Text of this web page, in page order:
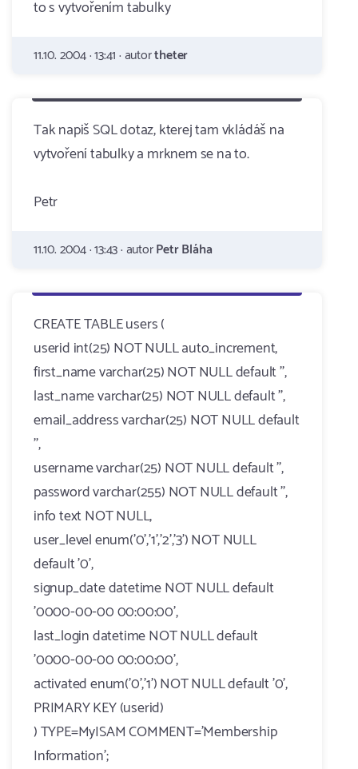
to s vytvořením tabulky
11.10. 2004 · 13:41 · autortheter
Tak napiš SQL dotaz, kterej tam vkládáš na
vytvoření tabulky a mrknem se na to.
Petr
11.10. 2004 · 13:43 · autorPetr Bláha
CREATE TABLE users (
userid int(25) NOT NULL auto_increment,
first_name varchar(25) NOT NULL default '',
last_name varchar(25) NOT NULL default '',
email_address varchar(25) NOT NULL default
'',
username varchar(25) NOT NULL default '',
password varchar(255) NOT NULL default '',
info text NOT NULL,
user_level enum('0','1','2','3') NOT NULL
default '0',
signup_date datetime NOT NULL default
'0000-00-00 00:00:00',
last_login datetime NOT NULL default
'0000-00-00 00:00:00',
activated enum('0','1') NOT NULL default '0',
PRIMARY KEY (userid)
) TYPE=MyISAM COMMENT='Membership
Information';